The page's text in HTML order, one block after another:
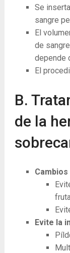
Se
sangre
El
de
depende
El
B.
de la
Evite la